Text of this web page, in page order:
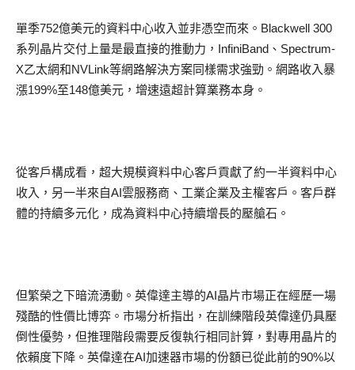
單季752億美元的資料中心收入並非憑空而來。 Blackwell 300
系列晶片交付上量是最直接的推動力， InfiniBand 、 Spectrum-
X乙太網和NVLink等網路解決方案同樣需求強勁。網路收入暴
漲199%至148億美元，增速遠超計算業務本身。
從客戶構成看，超大規模資料中心客戶貢獻了約一半資料中心
收入，另一半來自AI雲服務商、工業企業及主權客戶。客戶群
體的持續多元化，成為資料中心持續增長的壓艙石。
但繁榮之下暗流湧動。英偉達主導的AI晶片市場正在經歷一場
殘酷的性價比博弈。市場分析指出，在訓練階段英偉達仍具壓
倒性優勢，但推理階段需要反復執行相同計算，對專用晶片的
依賴度下降。英偉達在AI加速器市場的份額已從此前的90%以